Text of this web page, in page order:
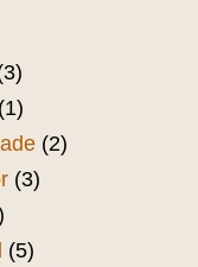
(1)
(2)
(3)
(5)